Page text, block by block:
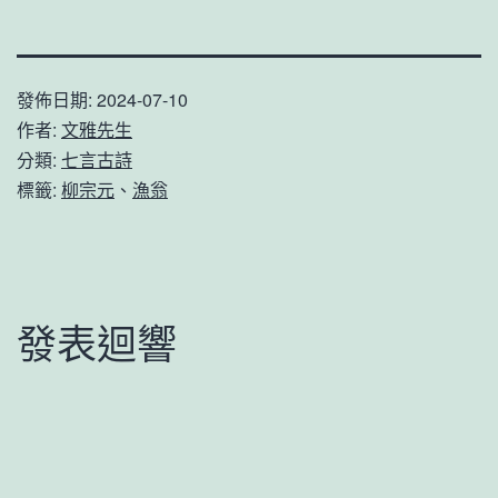
發佈日期: 2024-07-10
作者: 文雅先生
分類: 七言古詩
標籤: 柳宗元 、 漁翁
發表迴響